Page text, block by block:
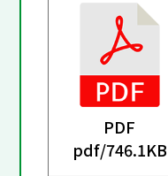
PDF
pdf/746.1KB